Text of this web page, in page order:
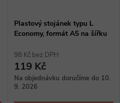
Plastový stojánek typu L
Economy, formát A5 na šířku
98 Kč bez DPH
119 Kč
Na objednávku doručíme do 10.
9. 2026